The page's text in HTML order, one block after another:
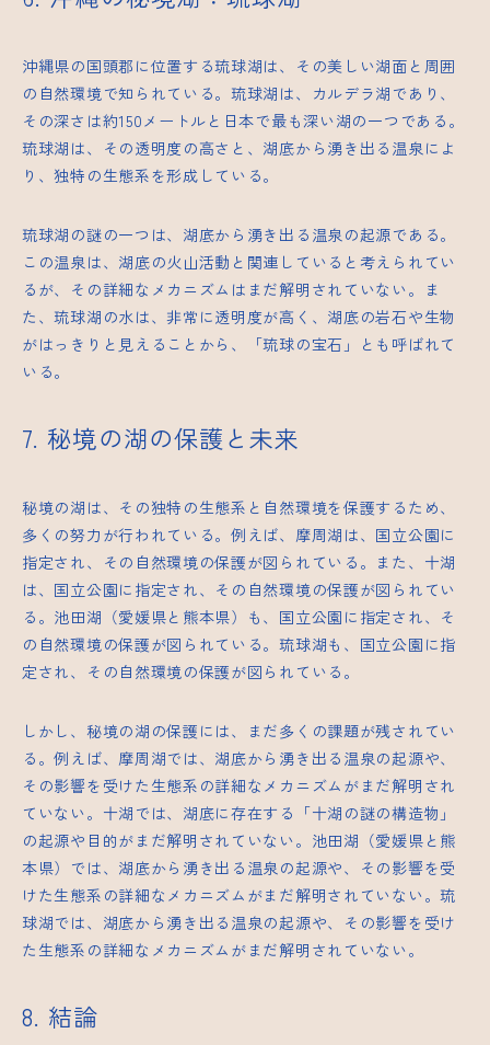
沖縄県の国頭郡に位置する琉球湖は、その美しい湖面と周囲
の自然環境で知られている。琉球湖は、カルデラ湖であり、
その深さは約150メートルと日本で最も深い湖の一つである。
琉球湖は、その透明度の高さと、湖底から湧き出る温泉によ
り、独特の生態系を形成している。
琉球湖の謎の一つは、湖底から湧き出る温泉の起源である。
この温泉は、湖底の火山活動と関連していると考えられてい
るが、その詳細なメカニズムはまだ解明されていない。ま
た、琉球湖の水は、非常に透明度が高く、湖底の岩石や生物
がはっきりと見えることから、「琉球の宝石」とも呼ばれて
いる。
7. 秘境の湖の保護と未来
秘境の湖は、その独特の生態系と自然環境を保護するため、
多くの努力が行われている。例えば、摩周湖は、国立公園に
指定され、その自然環境の保護が図られている。また、十湖
は、国立公園に指定され、その自然環境の保護が図られてい
る。池田湖（愛媛県と熊本県）も、国立公園に指定され、そ
の自然環境の保護が図られている。琉球湖も、国立公園に指
定され、その自然環境の保護が図られている。
しかし、秘境の湖の保護には、まだ多くの課題が残されてい
る。例えば、摩周湖では、湖底から湧き出る温泉の起源や、
その影響を受けた生態系の詳細なメカニズムがまだ解明され
ていない。十湖では、湖底に存在する「十湖の謎の構造物」
の起源や目的がまだ解明されていない。池田湖（愛媛県と熊
本県）では、湖底から湧き出る温泉の起源や、その影響を受
けた生態系の詳細なメカニズムがまだ解明されていない。琉
球湖では、湖底から湧き出る温泉の起源や、その影響を受け
た生態系の詳細なメカニズムがまだ解明されていない。
8. 結論